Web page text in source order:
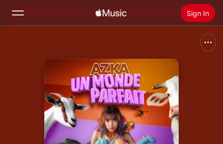
Sign In
Radio
Install Apple Music